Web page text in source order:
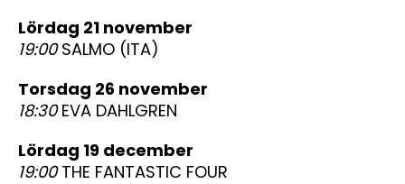
lördag 21 november
19:00SALMO (ITA)
torsdag 26 november
18:30EVA DAHLGREN
lördag 19 december
19:00THE FANTASTIC FOUR